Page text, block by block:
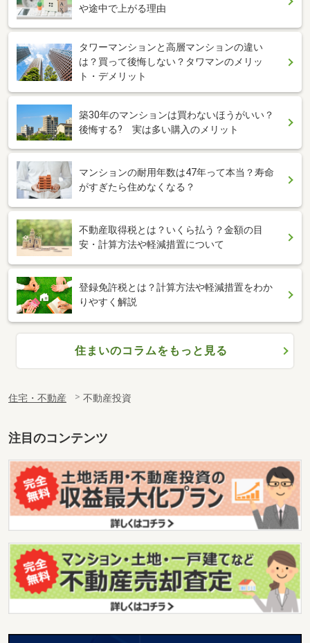
や途中で上がる理由
タワーマンションと高層マンションの違い
は？買って後悔しない？タワマンのメリッ
ト・デメリット
築30年のマンションは買わないほうがいい？
後悔する? 実は多い購入のメリット
マンションの耐用年数は47年って本当？寿命
がすぎたら住めなくなる？
不動産取得税とは？いくら払う？金額の目
安・計算方法や軽減措置について
登録免許税とは？計算方法や軽減措置をわか
りやすく解説
住まいのコラムをもっと見る
住宅・不動産 不動産投資
注目のコンテンツ